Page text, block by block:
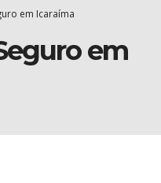
em Icaraíma
em